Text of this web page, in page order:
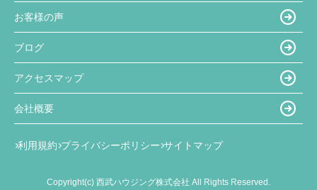
お客様の声
ブログ
アクセスマップ
会社概要
利用規約 プライバシーポリシー サイトマップ
Copyright(c) 西武ハウジング株式会社 All Rights Reserved.